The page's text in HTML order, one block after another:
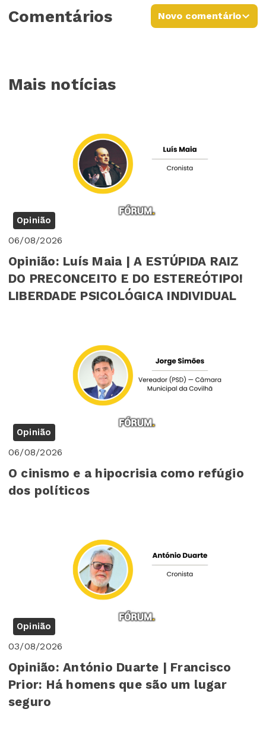
Comentários Novo comentário
Mais notícias
Opinião
06/08/2026
Opinião: Luís Maia | A ESTÚPIDA RAIZ
DO PRECONCEITO E DO ESTEREÓTIPO!
LIBERDADE PSICOLÓGICA INDIVIDUAL
Opinião
06/08/2026
O cinismo e a hipocrisia como refúgio
dos políticos
Opinião
03/08/2026
Opinião: António Duarte | Francisco
Prior: Há homens que são um lugar
seguro